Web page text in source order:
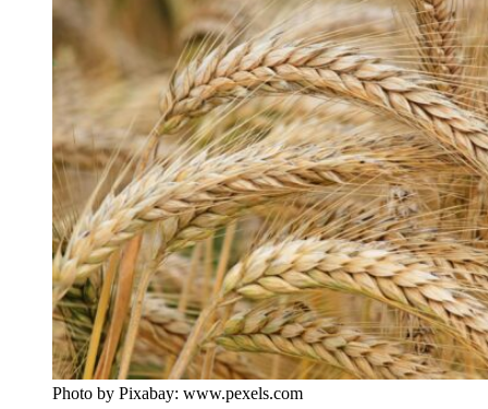
Photo by Pixabay: www.pexels.com